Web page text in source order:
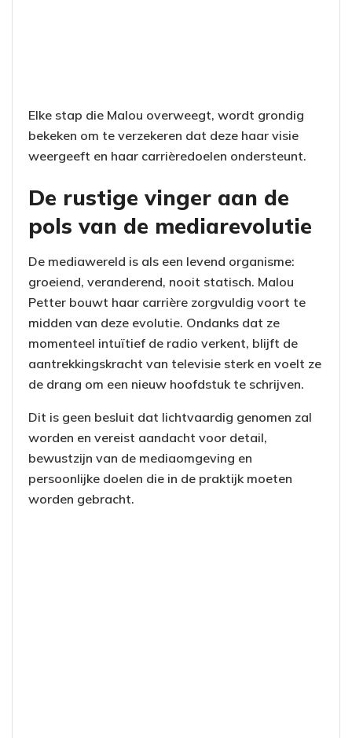
Elke stap die Malou overweegt, wordt grondig
bekeken om te verzekeren dat deze haar visie
weergeeft en haar carrièredoelen ondersteunt.
De rustige vinger aan de
pols van de mediarevolutie
De mediawereld is als een levend organisme:
groeiend, veranderend, nooit statisch. Malou
Petter bouwt haar carrière zorgvuldig voort te
midden van deze evolutie. Ondanks dat ze
momenteel intuïtief de radio verkent, blijft de
aantrekkingskracht van televisie sterk en voelt ze
de drang om een nieuw hoofdstuk te schrijven.
Dit is geen besluit dat lichtvaardig genomen zal
worden en vereist aandacht voor detail,
bewustzijn van de mediaomgeving en
persoonlijke doelen die in de praktijk moeten
worden gebracht.